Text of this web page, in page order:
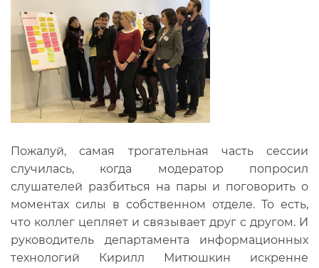
Пожалуй, самая трогательная часть сессии
случилась, когда модератор попросил
слушателей разбиться на пары и поговорить о
моментах силы в собственном отделе. То есть,
что коллег цепляет и связывает друг с другом. И
руководитель департамента информационных
технологий Кирилл Митюшкин искренне